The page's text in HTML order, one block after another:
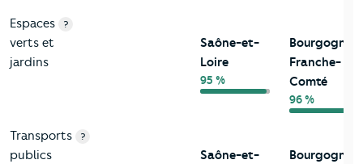
Espaces
verts et
jardins
?
Saône-et-
Loire
95 %
Bourgogne-
Franche-
Comté
96 %
Transports
publics
?
Saône-et-
Bourgogne-